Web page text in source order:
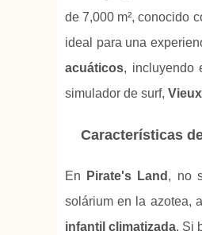
de 7,000 m², conocido
ideal para una
acuáticos, incluyendo
simulador de surf,
Características
En Pirate's Land , no
solárium en la azotea,
infantil climatizada. Si